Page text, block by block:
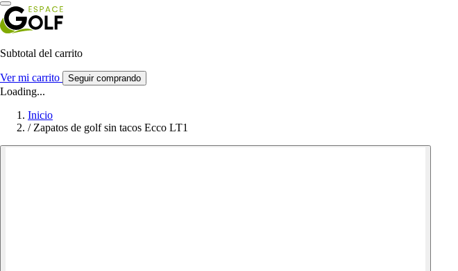
Subtotal del carrito
Ver mi carrito Seguir comprando
Loading...
Inicio
/ Zapatos de golf sin tacos Ecco LT1